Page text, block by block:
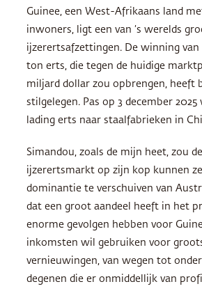
Guinee, een West-Afrikaans land
inwoners, ligt een van ’s werelds
ijzerertsafzettingen. De winning van
ton erts, die tegen de huidige
miljard dollar zou opbrengen, heeft
stilgelegen. Pas op 3 december
lading erts naar staalfabrieken in
Simandou, zoals de mijn heet, zou
ijzerertsmarkt op zijn kop kunnen
dominantie te verschuiven van
dat een groot aandeel heeft in het
enorme gevolgen hebben voor
inkomsten wil gebruiken voor
vernieuwingen, van wegen tot
degenen die er onmiddellijk van